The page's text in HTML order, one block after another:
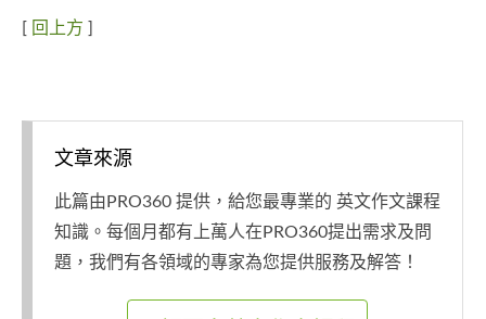
[ 回上方 ]
文章來源
此篇由PRO360 提供，給您最專業的 英文作文課程
知識。每個月都有上萬人在PRO360提出需求及問
題，我們有各領域的專家為您提供服務及解答！